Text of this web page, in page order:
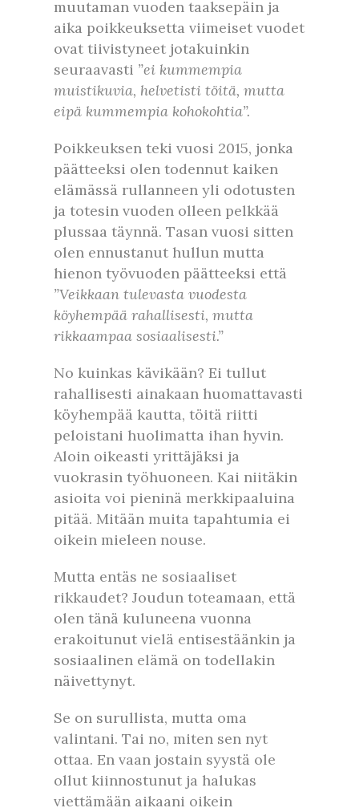
muutaman vuoden taaksepäin ja
aika poikkeuksetta viimeiset vuodet
ovat tiivistyneet jotakuinkin
seuraavasti ”ei kummempia
muistikuvia, helvetisti töitä, mutta
eipä kummempia kohokohtia”.
Poikkeuksen teki vuosi 2015, jonka
päätteeksi olen todennut kaiken
elämässä rullanneen yli odotusten
ja totesin vuoden olleen pelkkää
plussaa täynnä. Tasan vuosi sitten
olen ennustanut hullun mutta
hienon työvuoden päätteeksi että
”Veikkaan tulevasta vuodesta
köyhempää rahallisesti, mutta
rikkaampaa sosiaalisesti.”
No kuinkas kävikään? Ei tullut
rahallisesti ainakaan huomattavasti
köyhempää kautta, töitä riitti
peloistani huolimatta ihan hyvin.
Aloin oikeasti yrittäjäksi ja
vuokrasin työhuoneen. Kai niitäkin
asioita voi pieninä merkkipaaluina
pitää. Mitään muita tapahtumia ei
oikein mieleen nouse.
Mutta entäs ne sosiaaliset
rikkaudet? Joudun toteamaan, että
olen tänä kuluneena vuonna
erakoitunut vielä entisestäänkin ja
sosiaalinen elämä on todellakin
näivettynyt.
Se on surullista, mutta oma
valintani. Tai no, miten sen nyt
ottaa. En vaan jostain syystä ole
ollut kiinnostunut ja halukas
viettämään aikaani oikein